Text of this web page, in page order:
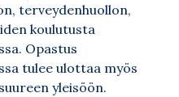
terveydenhuollon,
koulutusta
Opastus
tulee ulottaa myös
yleisöön.